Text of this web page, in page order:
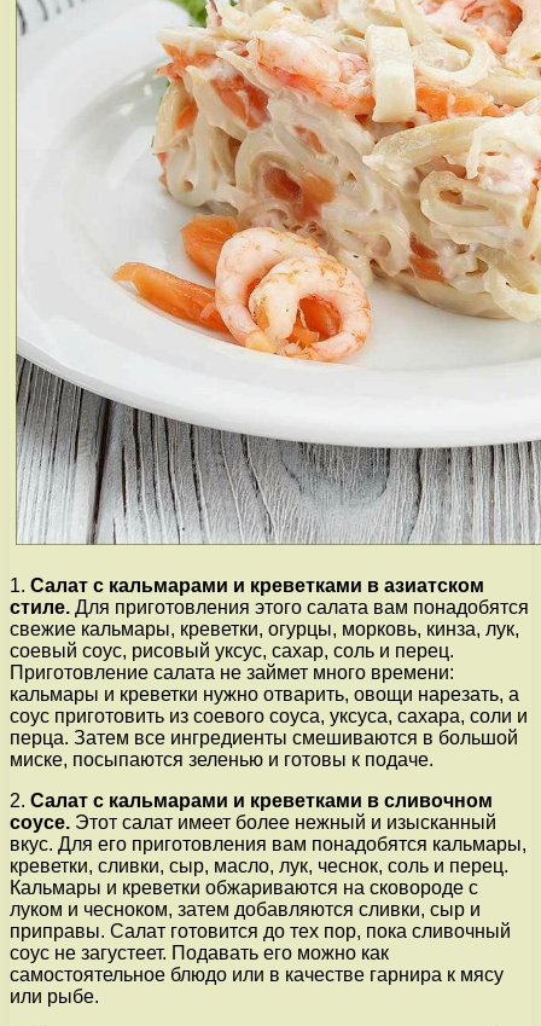
1. Салат с кальмарами и креветками в азиатском
стиле. Для приготовления этого салата вам понадобятся
свежие кальмары, креветки, огурцы, морковь, кинза, лук,
соевый соус, рисовый уксус, сахар, соль и перец.
Приготовление салата не займет много времени:
кальмары и креветки нужно отварить, овощи нарезать, а
соус приготовить из соевого соуса, уксуса, сахара, соли и
перца. Затем все ингредиенты смешиваются в большой
миске, посыпаются зеленью и готовы к подаче.
2. Салат с кальмарами и креветками в сливочном
соусе. Этот салат имеет более нежный и изысканный
вкус. Для его приготовления вам понадобятся кальмары,
креветки, сливки, сыр, масло, лук, чеснок, соль и перец.
Кальмары и креветки обжариваются на сковороде с
луком и чесноком, затем добавляются сливки, сыр и
приправы. Салат готовится до тех пор, пока сливочный
соус не загустеет. Подавать его можно как
самостоятельное блюдо или в качестве гарнира к мясу
или рыбе.